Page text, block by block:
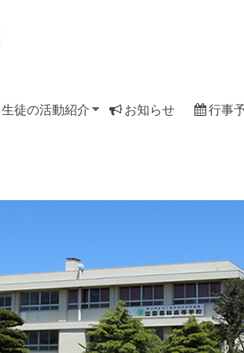
生徒の活動紹介 お知らせ 行事